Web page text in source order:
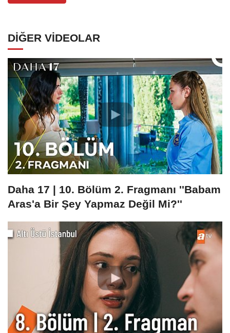
DIĞER VIDEOLAR
Daha 17 | 10. Bölüm 2. Fragmanı ''Babam
Aras'a Bir Şey Yapmaz Değil Mi?''